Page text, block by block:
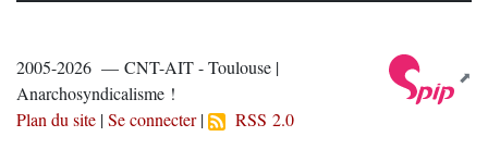
2005-2026 — CNT-AIT - Toulouse |
Anarchosyndicalisme !
Plan du site |Se connecter| RSS 2.0